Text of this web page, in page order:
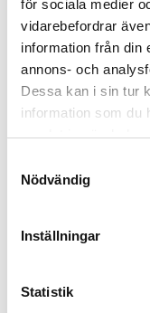
för sociala medier
vidarebefordrar
information från din
annons- och
Dessa kan i sin tur
information som du
samlat in när du
Nödvändig
Inställningar
Statistik
BabyBjörn